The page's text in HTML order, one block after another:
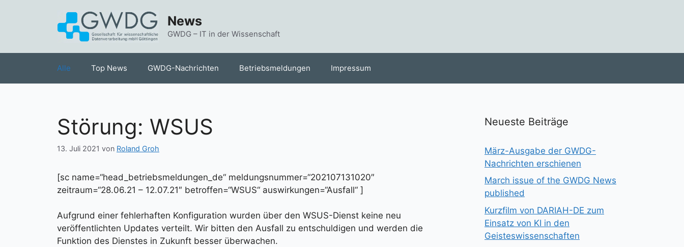
News
GWDG – IT in der Wissenschaft
Alle Top News GWDG-Nachrichten Betriebsmeldungen Impressum
Störung: WSUS
13. Juli 2021 von Roland Groh
[sc name=“head_betriebsmeldungen_de“ meldungsnummer=“202107131020″
zeitraum=“28.06.21 – 12.07.21″ betroffen=“WSUS“ auswirkungen=“Ausfall“ ]
Aufgrund einer fehlerhaften Konfiguration wurden über den WSUS-Dienst keine neu
veröffentlichten Updates verteilt. Wir bitten den Ausfall zu entschuldigen und werden die
Funktion des Dienstes in Zukunft besser überwachen.
Neueste Beiträge
März-Ausgabe der GWDG-
Nachrichten erschienen
March issue of the GWDG News
published
Kurzfilm von DARIAH-DE zum
Einsatz von KI in den
Geisteswissenschaften